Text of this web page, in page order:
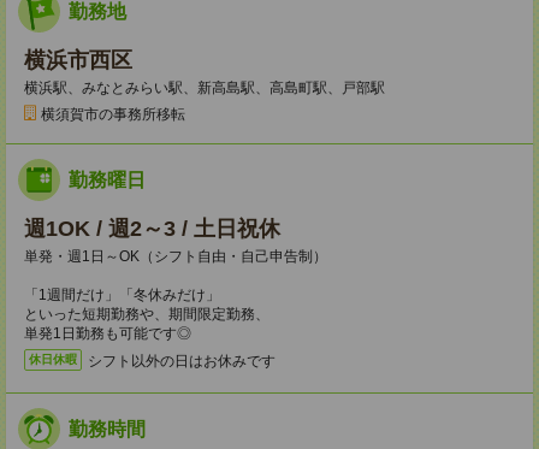
勤務地
横浜市西区
横浜駅、みなとみらい駅、新高島駅、高島町駅、戸部駅
横須賀市の事務所移転
勤務曜日
週1OK / 週2～3 / 土日祝休
単発・週1日～OK（シフト自由・自己申告制）
「1週間だけ」「冬休みだけ」
といった短期勤務や、期間限定勤務、
単発1日勤務も可能です◎
休日休暇 シフト以外の日はお休みです
勤務時間